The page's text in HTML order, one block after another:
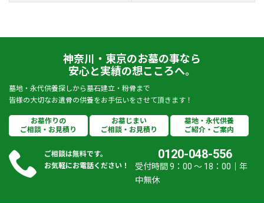
神奈川・東京のお墓の事なら
安心と実績の想こころへ。
墓地・永代供養探しから墓石建立・粉骨まで
皆様の大切なお遺骨の供養をお手伝いをさせて頂きます！
お墓作りの
ご相談・お見積り
お墓じまい
ご相談・お見積り
墓地・永代供養
ご紹介・ご案内
ご相談は無料です。
お気軽にお電話ください！
0120-048-556
受付時間 9：00 ～ 18：00｜年
中無休